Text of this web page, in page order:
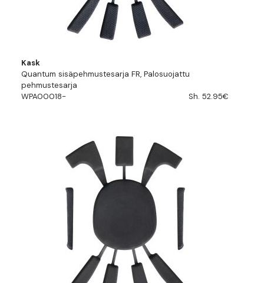
Kask
Quantum sisäpehmustesarja FR, Palosuojattu
pehmustesarja
WPA00018-
Sh. 52.95€